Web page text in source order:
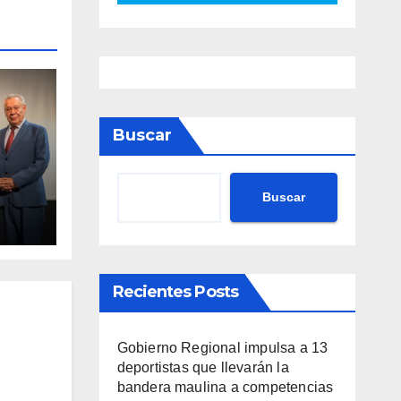
Buscar
Buscar
Recientes Posts
Gobierno Regional impulsa a 13
deportistas que llevarán la
bandera maulina a competencias